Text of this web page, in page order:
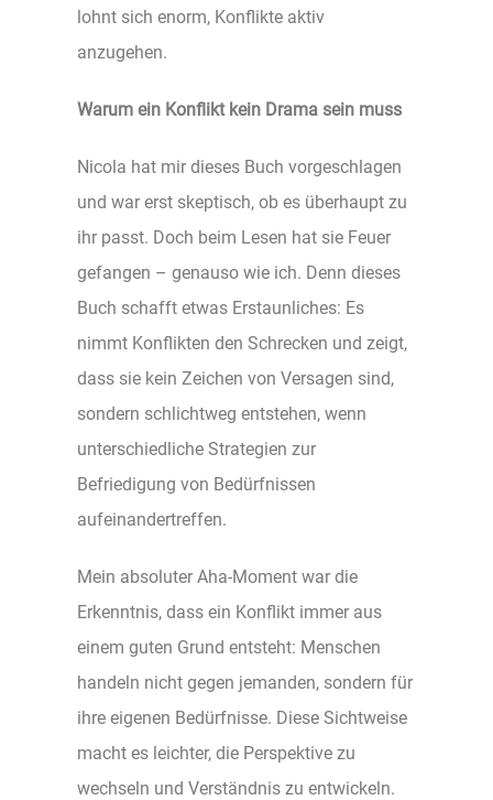
lohnt sich enorm, Konflikte aktiv
anzugehen.
Warum ein Konflikt kein Drama sein muss
Nicola hat mir dieses Buch vorgeschlagen
und war erst skeptisch, ob es überhaupt zu
ihr passt. Doch beim Lesen hat sie Feuer
gefangen – genauso wie ich. Denn dieses
Buch schafft etwas Erstaunliches: Es
nimmt Konflikten den Schrecken und zeigt,
dass sie kein Zeichen von Versagen sind,
sondern schlichtweg entstehen, wenn
unterschiedliche Strategien zur
Befriedigung von Bedürfnissen
aufeinandertreffen.
Mein absoluter Aha-Moment war die
Erkenntnis, dass ein Konflikt immer aus
einem guten Grund entsteht: Menschen
handeln nicht gegen jemanden, sondern für
ihre eigenen Bedürfnisse. Diese Sichtweise
macht es leichter, die Perspektive zu
wechseln und Verständnis zu entwickeln.